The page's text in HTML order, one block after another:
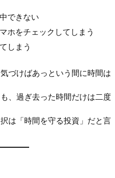
できない
ホをチェックしてしまう
しまう
づけばあっという間に時間は
、過ぎ去った時間だけは二度
は「時間を守る投資」だと言